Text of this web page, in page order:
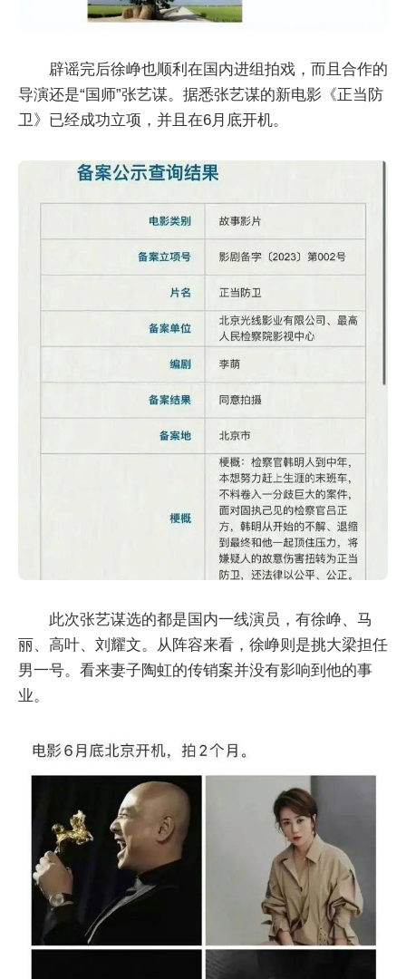
辟谣完后徐峥也顺利在国内进组拍戏，而且合作的
导演还是“国师”张艺谋。据悉张艺谋的新电影《正当防
卫》已经成功立项，并且在6月底开机。
此次张艺谋选的都是国内一线演员，有徐峥、马
丽、高叶、刘耀文。从阵容来看，徐峥则是挑大梁担任
男一号。看来妻子陶虹的传销案并没有影响到他的事
业。